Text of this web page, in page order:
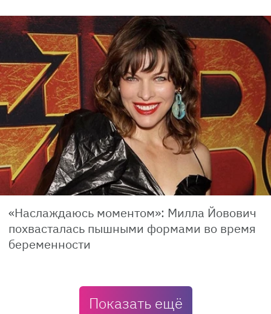
«Наслаждаюсь моментом»: Милла Йовович
похвасталась пышными формами во время
беременности
Показать ещё